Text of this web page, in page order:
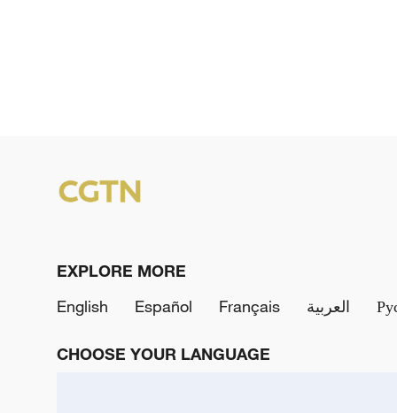
EXPLORE MORE
English
Español Français العربية
CHOOSE YOUR LANGUAGE